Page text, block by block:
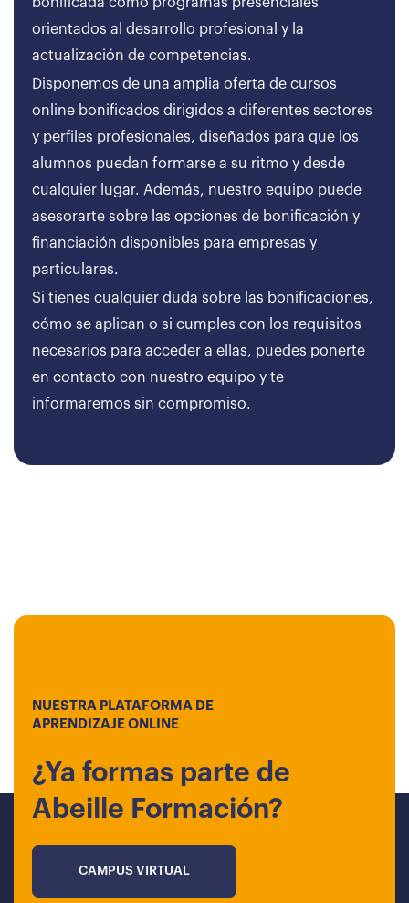
orientados al desarrollo profesional y la
actualización de competencias.
Disponemos de una amplia oferta de cursos
online bonificados dirigidos a diferentes sectores
y perfiles profesionales, diseñados para que los
alumnos puedan formarse a su ritmo y desde
cualquier lugar. Además, nuestro equipo puede
asesorarte sobre las opciones de bonificación y
financiación disponibles para empresas y
particulares.
Si tienes cualquier duda sobre las bonificaciones,
cómo se aplican o si cumples con los requisitos
necesarios para acceder a ellas, puedes ponerte
en contacto con nuestro equipo y te
informaremos sin compromiso.
NUESTRA PLATAFORMA DE
APRENDIZAJE ONLINE
¿Ya formas parte de
Abeille Formación?
CAMPUS VIRTUAL